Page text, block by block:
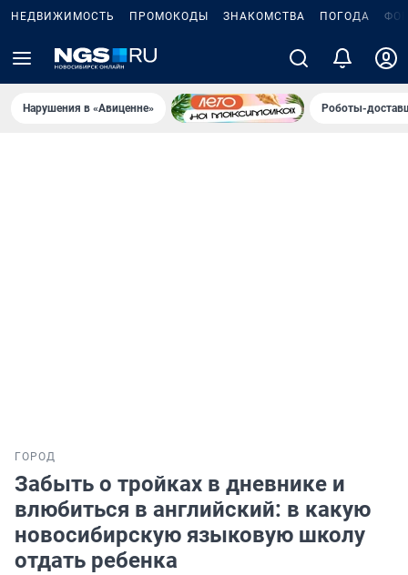
НЕДВИЖИМОСТЬ ПРОМОКОДЫ ЗНАКОМСТВА ПОГОДА
Нарушения в «Авиценне» Роботы-
ГОРОД
Забыть о тройках в дневнике и
влюбиться в английский: в какую
новосибирскую языковую школу
отдать ребенка